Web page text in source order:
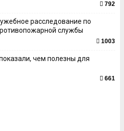
792
расследование по
службы
1003
чем полезны для
661